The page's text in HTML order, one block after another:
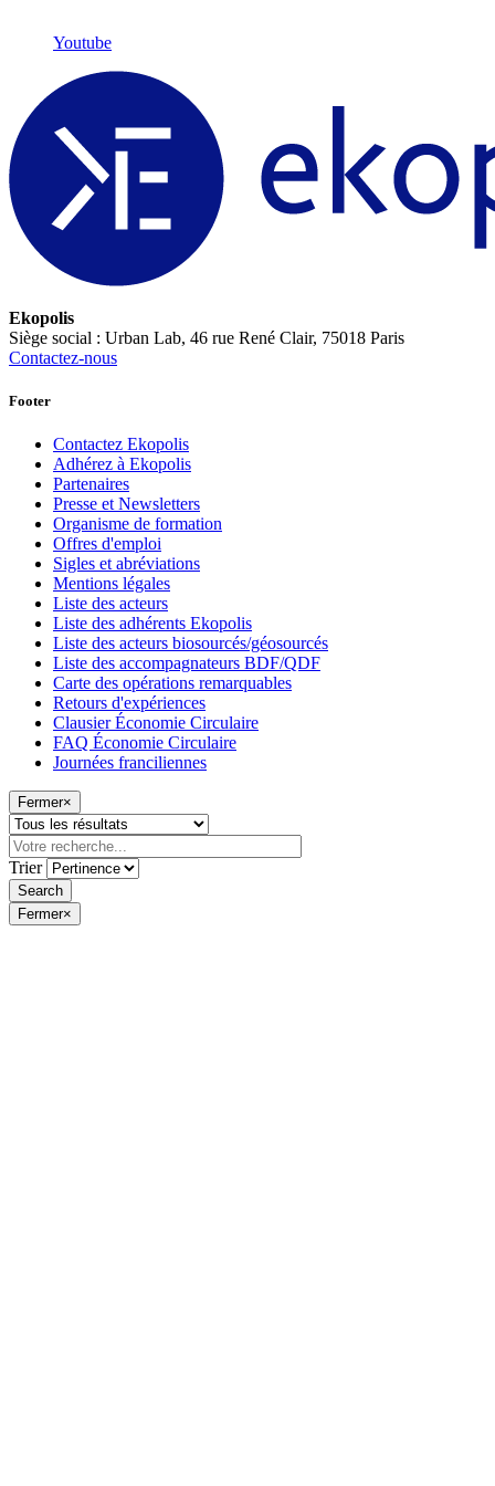
Youtube
Ekopolis
Siège social : Urban Lab, 46 rue René Clair, 75018 Paris
Contactez-nous
Footer
Contactez Ekopolis
Adhérez à Ekopolis
Partenaires
Presse et Newsletters
Organisme de formation
Offres d'emploi
Sigles et abréviations
Mentions légales
Liste des acteurs
Liste des adhérents Ekopolis
Liste des acteurs biosourcés/géosourcés
Liste des accompagnateurs BDF/QDF
Carte des opérations remarquables
Retours d'expériences
Clausier Économie Circulaire
FAQ Économie Circulaire
Journées franciliennes
Fermer×
Trier
Fermer×